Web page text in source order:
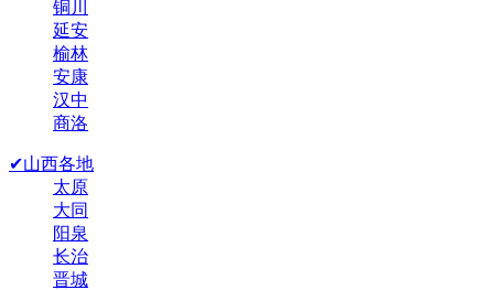
铜川
延安
榆林
安康
汉中
商洛
✔山西各地
太原
大同
阳泉
长治
晋城